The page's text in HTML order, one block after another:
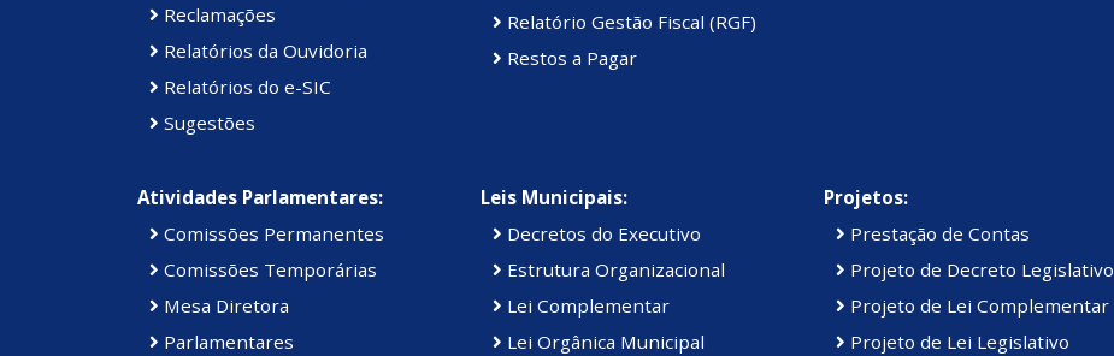
Reclamações
Relatórios da Ouvidoria
Relatórios do e-SIC
Sugestões
Relatório Gestão Fiscal (RGF)
Restos a Pagar
Atividades Parlamentares:
Comissões Permanentes
Comissões Temporárias
Mesa Diretora
Parlamentares
Leis Municipais:
Decretos do Executivo
Estrutura Organizacional
Lei Complementar
Lei Orgânica Municipal
Projetos:
Prestação de Contas
Projeto de Decreto Legislativo
Projeto de Lei Complementar
Projeto de Lei Legislativo